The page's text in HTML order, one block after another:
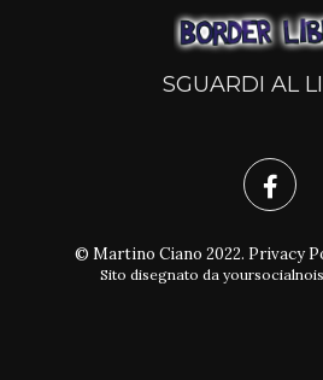
SGUARDI AL
© Martino Ciano 2022. Privacy
Sito disegnato da